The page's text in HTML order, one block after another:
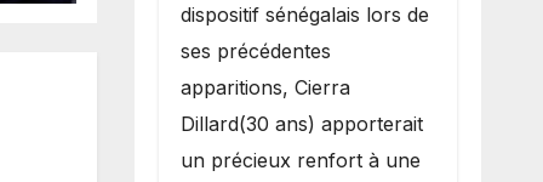
dispositif sénégalais lors de
ses précédentes
apparitions, Cierra
Dillard(30 ans) apporterait
un précieux renfort à une